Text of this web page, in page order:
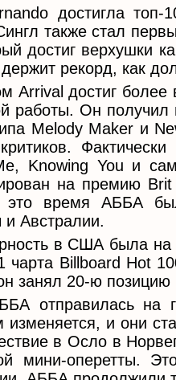
достигла
также стал
достиг верхушки
держит рекорд, как
достиг более
работы. Он
Melody Maker и
Knowing You и
на премию Brit
время АББА
Австралии.
в США была на
чарта Billboard Hot
занял 20-ю позицию
отправилась на
изменяется, и они
в Осло в
мини-оперетты.